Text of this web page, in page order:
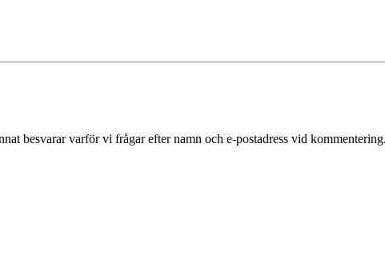
besvarar varför vi frågar efter namn och e-postadress vid kommentering.